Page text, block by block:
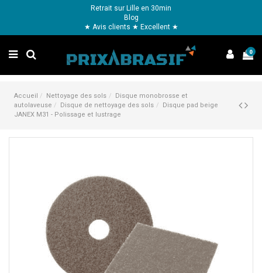
Retrait sur Lille en 30min
Blog
★ Avis clients ★ Excellent ★
0
Accueil Nettoyage des sols
Disque monobrosse et
autolaveuse
Disque de nettoyage des sols
Disque pad beige
JANEX M31 - Polissage et lustrage